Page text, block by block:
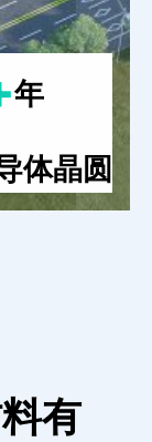
年
体晶圆
有